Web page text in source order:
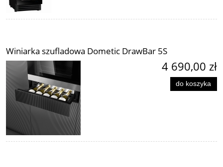
Winiarka szufladowa Dometic DrawBar 5S
4 690,00 zł
do koszyka